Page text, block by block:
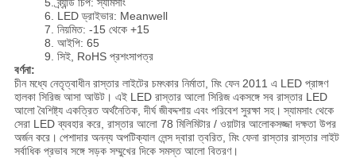
5. ব্র্যান্ড চিপ: স্যামসাং
6. LED ড্রাইভার: Meanwell
7. নিয়মিত: -15 থেকে +15
8. আইপি: 65
9. সিই, RoHS প্রশংসাপত্র
বর্ণনা:
চীন মধ্যে নেতৃত্বাধীন রাস্তার লাইটের চমৎকার নির্মাতা, মিং ফেন 2011 এ LED প্রাঙ্গণ
হালকা সিরিজ আসা আউট। এই LED রাস্তার আলো সিরিজ একসঙ্গে সব রাস্তার LED
আলো বৈশিষ্ট্য একত্রিত অর্থনৈতিক, দীর্ঘ জীবদ্দশায় এবং পরিবেশ সুরক্ষা সহ। স্যামসাং থেকে
সেরা LED ব্যবহার করে, রাস্তার আলো 78 মিলিমিটার / ওয়াটার আলোকসজ্জা দক্ষতা উপর
অর্জন করে। পেশাদার অনন্য অপটিক্যাল লেন্স দ্বারা ত্বরিত, মিং ফেনা রাস্তার রাস্তার লাইট
সর্বাধিক প্রভাব সঙ্গে সড়ক সম্মুখের দিকে সমস্ত আলো বিতরণ।